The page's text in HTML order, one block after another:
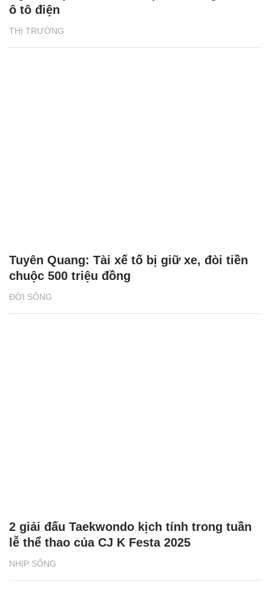
THỊ TRƯỜNG
ô tô điện
ĐỜI SỐNG
Tuyên Quang: Tài xế tố bị giữ xe, đòi tiền
chuộc 500 triệu đồng
NHỊP SỐNG
2 giải đấu Taekwondo kịch tính trong tuần
lễ thể thao của CJ K Festa 2025